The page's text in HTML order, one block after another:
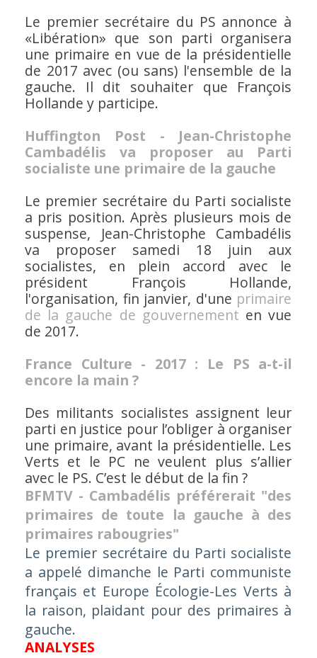
Le premier secrétaire du PS annonce à
«Libération» que son parti organisera
une primaire en vue de la présidentielle
de 2017 avec (ou sans) l'ensemble de la
gauche. Il dit souhaiter que François
Hollande y participe.
Huffington Post - Jean-Christophe
Cambadélis va proposer au Parti
socialiste une primaire de la gauche
Le premier secrétaire du Parti socialiste
a pris position. Après plusieurs mois de
suspense, Jean-Christophe Cambadélis
va proposer samedi 18 juin aux
socialistes, en plein accord avec le
président François Hollande,
l'organisation, fin janvier, d'une primaire
de la gauche de gouvernement en vue
de 2017.
France Culture - 2017 : Le PS a-t-il
encore la main ?
Des militants socialistes assignent leur
parti en justice pour l’obliger à organiser
une primaire, avant la présidentielle. Les
Verts et le PC ne veulent plus s’allier
avec le PS. C’est le début de la fin ?
BFMTV - Cambadélis préférerait "des
primaires de toute la gauche à des
primaires rabougries"
Le premier secrétaire du Parti socialiste
a appelé dimanche le Parti communiste
français et Europe Écologie-Les Verts à
la raison, plaidant pour des primaires à
gauche.
ANALYSES